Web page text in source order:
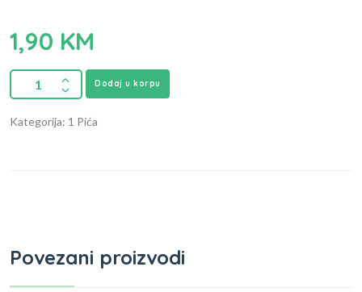
1,90 KM
Dodaj u korpu
Kategorija: 1 Pića
Povezani proizvodi